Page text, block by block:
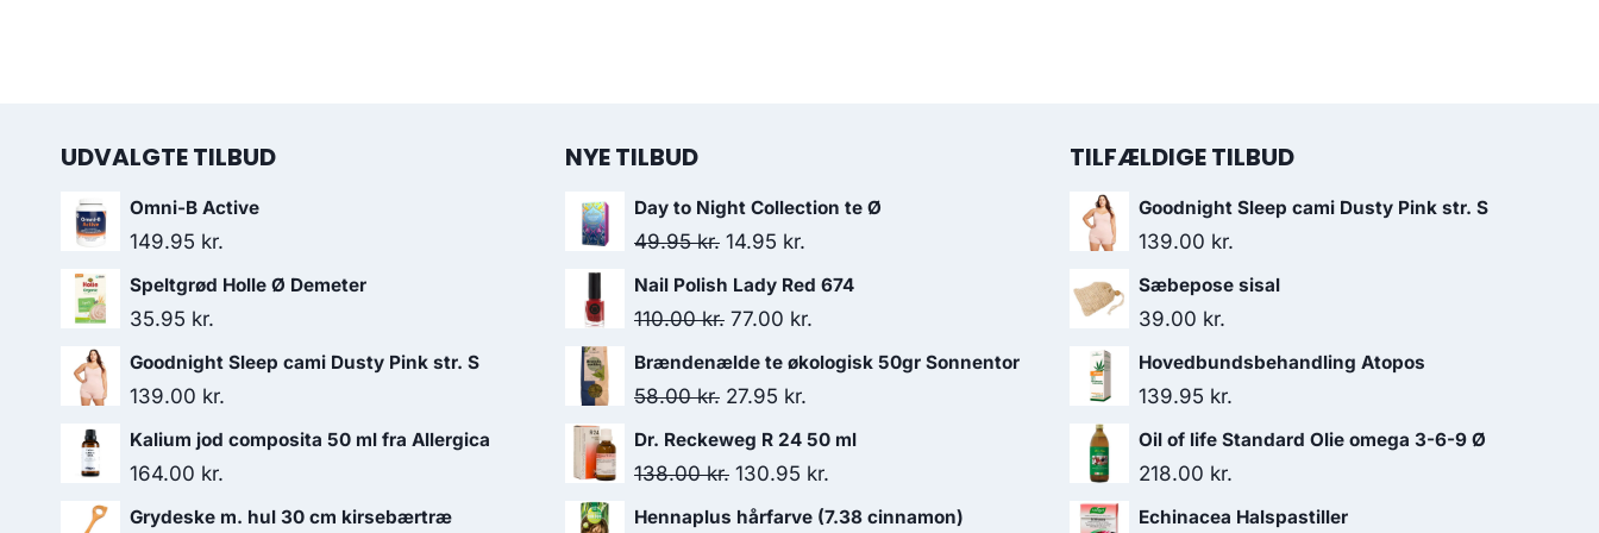
UDVALGTE TILBUD
Omni-B Active
149.95 kr.
Speltgrød Holle Ø Demeter
35.95 kr.
Goodnight Sleep cami Dusty Pink str. S
139.00 kr.
Kalium jod composita 50 ml fra Allergica
164.00 kr.
Grydeske m. hul 30 cm kirsebærtræ
NYE TILBUD
Day to Night Collection te Ø
49.95kr. Den
oprindelige
pris
49.95 kr..
14.95 kr.
aktuelle
pris
Nail Polish Lady Red 674
110.00kr. Den
oprindelige
pris
110.00 kr..
77.00 kr.
aktuelle
Brændenælde te økologisk 50gr Sonnentor
58.00kr. Den
oprindelige
pris
var:
27.95 kr.
aktuelle
pris
er:
Dr. Reckeweg R 24 50 ml
138.00kr. Den
oprindelige
130.95 kr.
aktuelle
Hennaplus hårfarve (7.38 cinnamon)
TILFÆLDIGE TILBUD
Goodnight Sleep cami Dusty Pink str. S
139.00 kr.
Sæbepose sisal
39.00 kr.
Hovedbundsbehandling Atopos
139.95 kr.
Oil of life Standard Olie omega 3-6-9 Ø
218.00 kr.
Echinacea Halspastiller